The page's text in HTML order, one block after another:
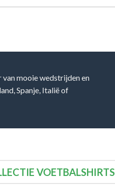
mooie wedstrijden en
Spanje, Italië of
VOETBALSHIRTS